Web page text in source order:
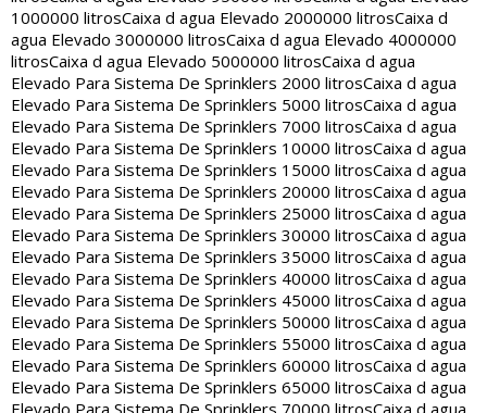
1000000 litrosCaixa d agua Elevado 2000000 litrosCaixa d
agua Elevado 3000000 litrosCaixa d agua Elevado 4000000
litrosCaixa d agua Elevado 5000000 litrosCaixa d agua
Elevado Para Sistema De Sprinklers 2000 litrosCaixa d agua
Elevado Para Sistema De Sprinklers 5000 litrosCaixa d agua
Elevado Para Sistema De Sprinklers 7000 litrosCaixa d agua
Elevado Para Sistema De Sprinklers 10000 litrosCaixa d agua
Elevado Para Sistema De Sprinklers 15000 litrosCaixa d agua
Elevado Para Sistema De Sprinklers 20000 litrosCaixa d agua
Elevado Para Sistema De Sprinklers 25000 litrosCaixa d agua
Elevado Para Sistema De Sprinklers 30000 litrosCaixa d agua
Elevado Para Sistema De Sprinklers 35000 litrosCaixa d agua
Elevado Para Sistema De Sprinklers 40000 litrosCaixa d agua
Elevado Para Sistema De Sprinklers 45000 litrosCaixa d agua
Elevado Para Sistema De Sprinklers 50000 litrosCaixa d agua
Elevado Para Sistema De Sprinklers 55000 litrosCaixa d agua
Elevado Para Sistema De Sprinklers 60000 litrosCaixa d agua
Elevado Para Sistema De Sprinklers 65000 litrosCaixa d agua